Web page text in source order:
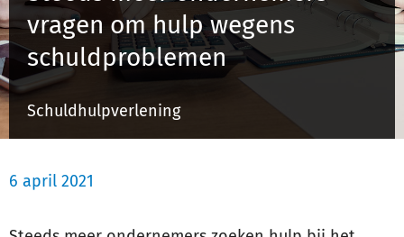
Inloggen
Registreren
vragen om hulp wegens
schuldproblemen
Schuldhulpverlening
6 april 2021